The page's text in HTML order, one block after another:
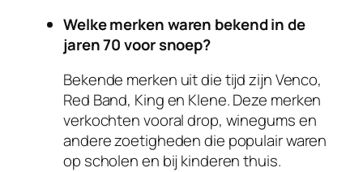
Welke merken waren bekend in de
jaren 70 voor snoep?
Bekende merken uit die tijd zijn Venco,
Red Band, King en Klene. Deze merken
verkochten vooral drop, winegums en
andere zoetigheden die populair waren
op scholen en bij kinderen thuis.